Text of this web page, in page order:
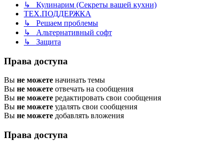
↳ Кулинарим (Секреты вашей кухни)
ТЕХ.ПОДДЕРЖКА
↳ Решаем проблемы
↳ Альтернативный софт
↳ Защита
Права доступа
Вы не можете начинать темы
Вы не можете отвечать на сообщения
Вы не можете редактировать свои сообщения
Вы не можете удалять свои сообщения
Вы не можете добавлять вложения
Права доступа